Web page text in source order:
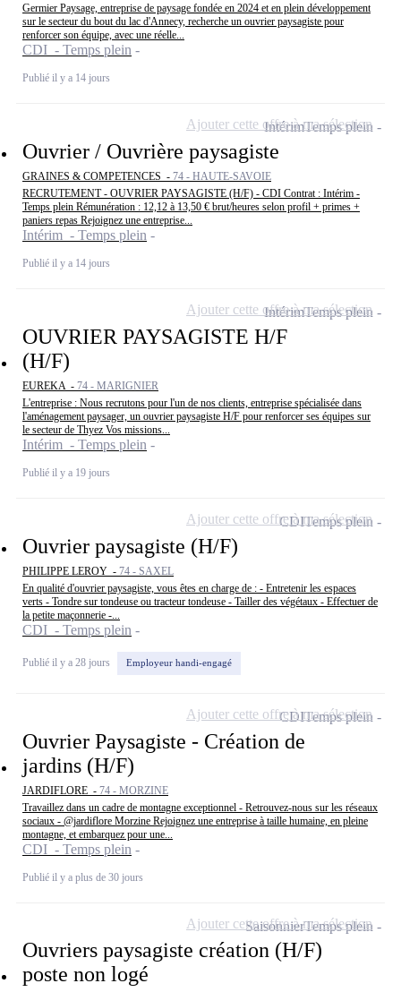
Germier Paysage, entreprise de paysage fondée en 2024 et en plein développement
sur le secteur du bout du lac d'Annecy, recherche un ouvrier paysagiste pour
renforcer son équipe, avec une réelle...
CDI - Temps plein
Publié il y a 14 jours
Ouvrier / Ouvrière paysagiste
GRAINES & COMPETENCES - 74 - HAUTE-SAVOIE
RECRUTEMENT - OUVRIER PAYSAGISTE (H/F) - CDI Contrat : Intérim -
Temps plein Rémunération : 12,12 à 13,50 € brut/heures selon profil + primes +
paniers repas Rejoignez une entreprise...
Intérim - Temps plein
Publié il y a 14 jours
IntérimTemps plein
Ajouter cette offre à ma sélection
OUVRIER PAYSAGISTE H/F
(H/F)
EUREKA - 74 - MARIGNIER
L'entreprise : Nous recrutons pour l'un de nos clients, entreprise spécialisée dans
l'aménagement paysager, un ouvrier paysagiste H/F pour renforcer ses équipes sur
le secteur de Thyez Vos missions...
Intérim - Temps plein
Publié il y a 19 jours
IntérimTemps plein
Ajouter cette offre à ma sélection
Ouvrier paysagiste (H/F)
PHILIPPE LEROY - 74 - SAXEL
En qualité d'ouvrier paysagiste, vous êtes en charge de : - Entretenir les espaces
verts - Tondre sur tondeuse ou tracteur tondeuse - Tailler des végétaux - Effectuer de
la petite maçonnerie -...
CDI - Temps plein
Publié il y a 28 jours Employeur handi-engagé
CDITemps plein
Ajouter cette offre à ma sélection
Ouvrier Paysagiste - Création de
jardins (H/F)
JARDIFLORE - 74 - MORZINE
Travaillez dans un cadre de montagne exceptionnel - Retrouvez-nous sur les réseaux
sociaux - @jardiflore Morzine Rejoignez une entreprise à taille humaine, en pleine
montagne, et embarquez pour une...
CDI - Temps plein
Publié il y a plus de 30 jours
CDITemps plein
Ajouter cette offre à ma sélection
Ouvriers paysagiste création (H/F)
poste non logé
SaisonnierTemps plein
Ajouter cette offre à ma sélection